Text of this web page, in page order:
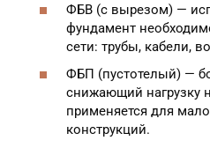
ФБВ (с вырезом) —
фундамент
сети: трубы, кабели,
ФБП (пустотелый) —
снижающий нагрузку
применяется для
конструкций.